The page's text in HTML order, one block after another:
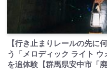
【行き止まりレールの先に
う「メロディック ライト
を追体験【群馬県安中市「